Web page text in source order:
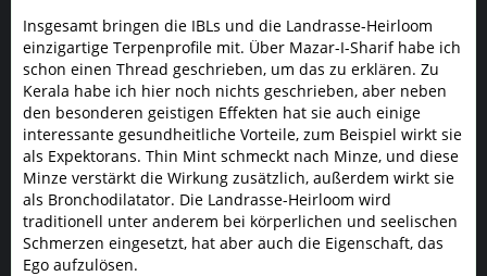
Insgesamt bringen die IBLs und die Landrasse-Heirloom
einzigartige Terpenprofile mit. Über Mazar-I-Sharif habe ich
schon einen Thread geschrieben, um das zu erklären. Zu
Kerala habe ich hier noch nichts geschrieben, aber neben
den besonderen geistigen Effekten hat sie auch einige
interessante gesundheitliche Vorteile, zum Beispiel wirkt sie
als Expektorans. Thin Mint schmeckt nach Minze, und diese
Minze verstärkt die Wirkung zusätzlich, außerdem wirkt sie
als Bronchodilatator. Die Landrasse-Heirloom wird
traditionell unter anderem bei körperlichen und seelischen
Schmerzen eingesetzt, hat aber auch die Eigenschaft, das
Ego aufzulösen.